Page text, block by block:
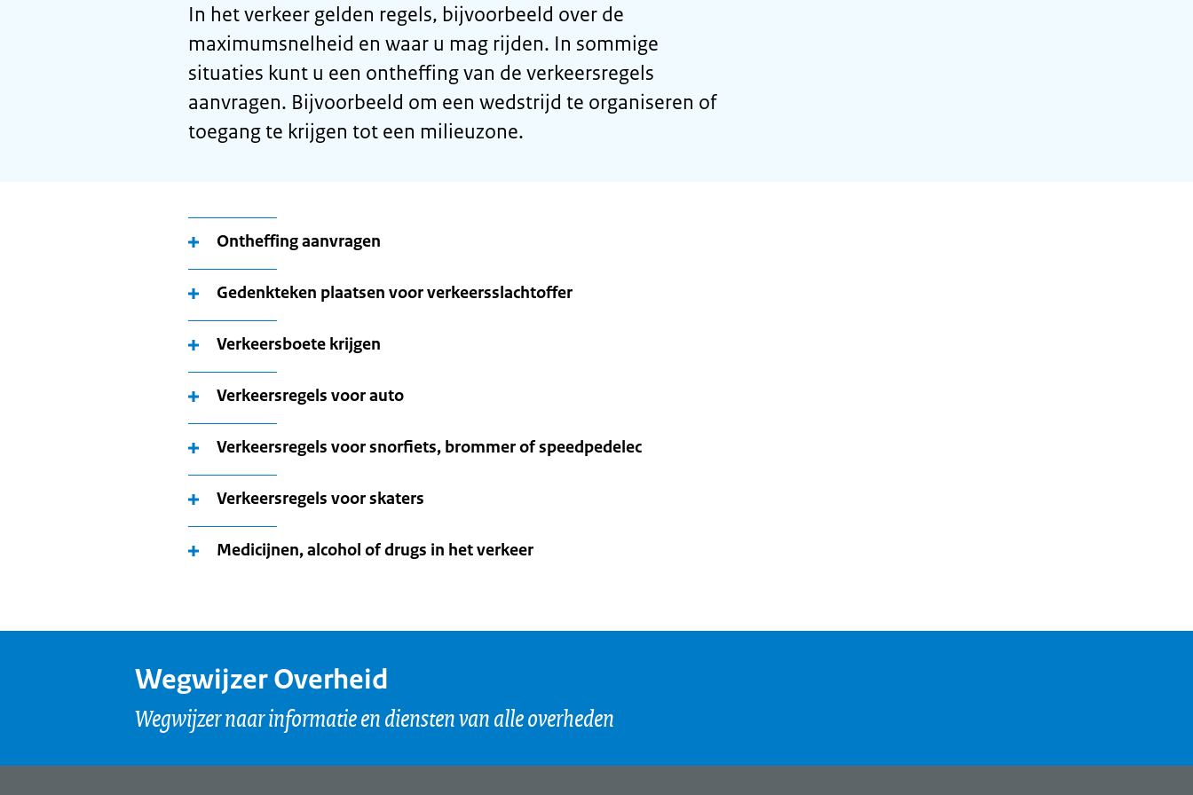
In het verkeer gelden regels, bijvoorbeeld over de
maximumsnelheid en waar u mag rijden. In sommige
situaties kunt u een ontheffing van de verkeersregels
aanvragen. Bijvoorbeeld om een wedstrijd te organiseren of
toegang te krijgen tot een milieuzone.
Ontheffing aanvragen
Gedenkteken plaatsen voor verkeersslachtoffer
Verkeersboete krijgen
Verkeersregels voor auto
Verkeersregels voor snorfiets, brommer of speedpedelec
Verkeersregels voor skaters
Medicijnen, alcohol of drugs in het verkeer
Wegwijzer Overheid
Wegwijzer naar informatie en diensten van alle overheden